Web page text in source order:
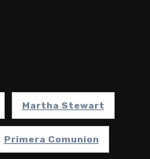
Martha Stewart
Primera Comunion